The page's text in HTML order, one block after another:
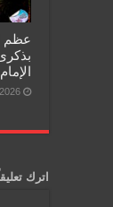
عظم
اترك